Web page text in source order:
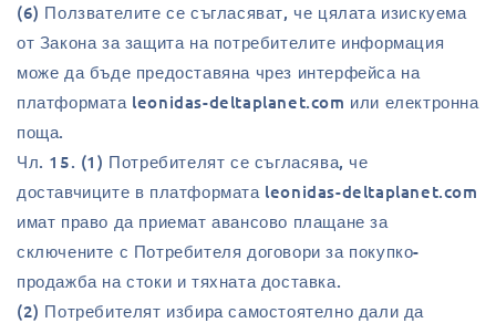
(6) Ползвателите се съгласяват, че цялата изискуема
от Закона за защита на потребителите информация
може да бъде предоставяна чрез интерфейса на
платформата leonidas-deltaplanet.com или електронна
поща.
Чл. 15. (1) Потребителят се съгласява, че
доставчиците в платформата leonidas-deltaplanet.com
имат право да приемат авансово плащане за
сключените с Потребителя договори за покупко-
продажба на стоки и тяхната доставка.
(2) Потребителят избира самостоятелно дали да